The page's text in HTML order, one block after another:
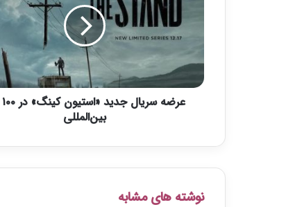
ی
ل
د
س
ت
بین‌المللی
نوشته های مشابه